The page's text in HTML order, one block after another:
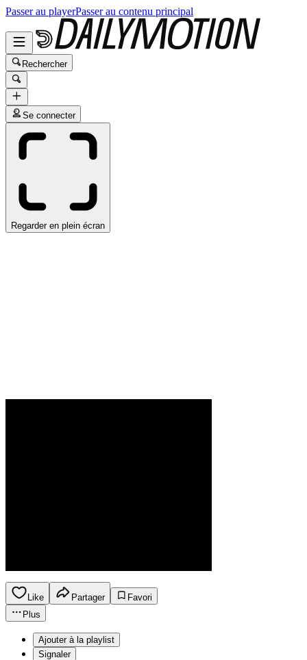
Passer au playerPasser au contenu principal
Rechercher
Se connecter
Regarder en plein écran
Like Partager
Favori
Plus
Ajouter à la playlist
Signaler